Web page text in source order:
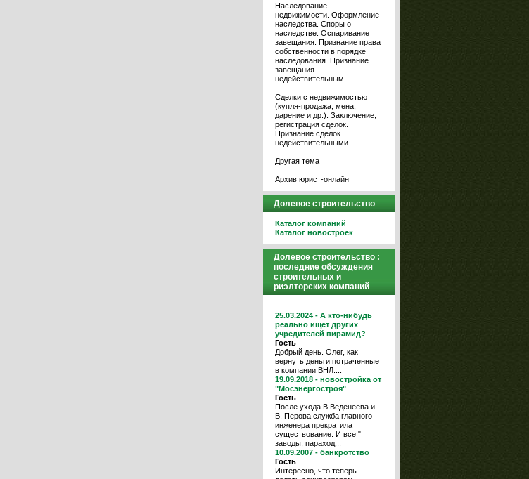
Наследование
недвижимости. Оформление
наследства. Споры о
наследстве. Оспаривание
завещания. Признание права
собственности в порядке
наследования. Признание
завещания
недействительным.
Сделки с недвижимостью
(купля-продажа, мена,
дарение и др.). Заключение,
регистрация сделок.
Признание сделок
недействительными.
Другая тема
Архив юрист-онлайн
Долевое строительство
Каталог компаний
Каталог новостроек
Долевое строительство :
последние обсуждения
строительных и
риэлторских компаний
25.03.2024 - А кто-нибудь
реально ищет других
учредителей пирамид?
Гость
Добрый день. Олег, как
вернуть деньги потраченные
в компании ВНЛ....
19.09.2018 - новостройка от
"Мосэнергостроя"
Гость
После ухода В.Веденеева и
В. Перова служба главного
инженера прекратила
существование. И все "
заводы, параход...
10.09.2007 - банкротство
Гость
Интересно, что теперь